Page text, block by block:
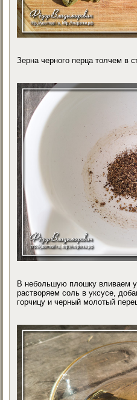
Зерна черного перца толчем в
В небольшую плошку вливаем
растворяем соль в уксусе,
горчицу и черный молотый